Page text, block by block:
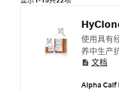
使用具有
养中生产
文档
Alpha Calf